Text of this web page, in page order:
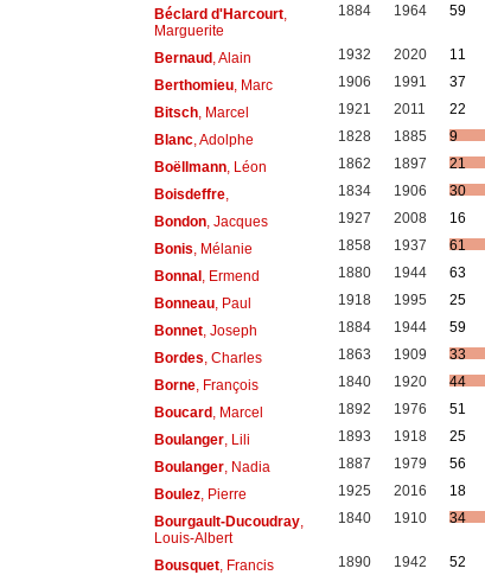
Béclard d'Harcourt,
Marguerite
1884 1964 59
Bernaud, Alain 1932 2020
11
Berthomieu, Marc 1906 1991
37
Bitsch, Marcel 1921 2011
22
Blanc, Adolphe 1828 1885
9
Boëllmann, Léon 1862 1897
21
Boisdeffre, 1834 1906
30
Bondon, Jacques 1927 2008
16
Bonis , Mélanie 1858 1937
61
Bonnal, Ermend 1880 1944
63
Bonneau, Paul 1918 1995
25
Bonnet, Joseph 1884 1944
59
Bordes , Charles 1863 1909
33
Borne, François 1840 1920
44
Boucard, Marcel 1892 1976
51
Boulanger, Lili 1893 1918
25
Boulanger, Nadia 1887 1979
56
Boulez, Pierre 1925 2016
18
Bourgault-Ducoudray,
Louis-Albert
1840 1910 34
Bousquet, Francis 1890 1942
52